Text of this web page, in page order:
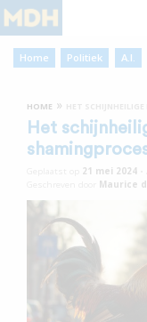
Home Politiek A.I.
HOME »
Het
21 mei 2024
Maurice